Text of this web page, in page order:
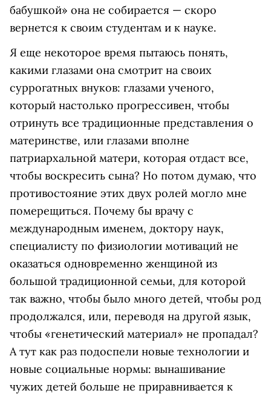
бабушкой» она не собирается — скоро
вернется к своим студентам и к науке.
Я еще некоторое время пытаюсь понять,
какими глазами она смотрит на своих
суррогатных внуков: глазами ученого,
который настолько прогрессивен, чтобы
отринуть все традиционные представления о
материнстве, или глазами вполне
патриархальной матери, которая отдаст все,
чтобы воскресить сына? Но потом думаю, что
противостояние этих двух ролей могло мне
померещиться. Почему бы врачу с
международным именем, доктору наук,
специалисту по физиологии мотиваций не
оказаться одновременно женщиной из
большой традиционной семьи, для которой
так важно, чтобы было много детей, чтобы род
продолжался, или, переводя на другой язык,
чтобы «генетический материал» не пропадал?
А тут как раз подоспели новые технологии и
новые социальные нормы: вынашивание
чужих детей больше не приравнивается к